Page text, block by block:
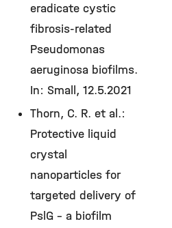
eradicate cystic
fibrosis-related
Pseudomonas
aeruginosa biofilms.
In: Small, 12.5.2021
Thorn, C. R. et al.:
Protective liquid
crystal
nanoparticles for
targeted delivery of
PslG – a biofilm